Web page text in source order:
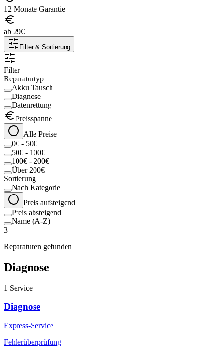
12 Monate Garantie
ab 29€
Filter & Sortierung
Filter
Reparaturtyp
Akku Tausch
Diagnose
Datenrettung
Preisspanne
Alle Preise
0€ - 50€
50€ - 100€
100€ - 200€
Über 200€
Sortierung
Nach Kategorie
Preis aufsteigend
Preis absteigend
Name (A-Z)
3
Reparaturen gefunden
Diagnose
1 Service
Diagnose
Express-Service
Fehlerüberprüfung